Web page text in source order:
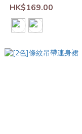
HK$169.00